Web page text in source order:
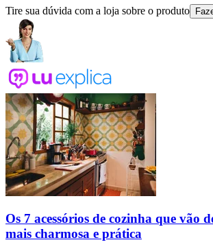
Tire sua dúvida com a loja sobre o produto
Os 7 acessórios de cozinha que vão
mais charmosa e prática